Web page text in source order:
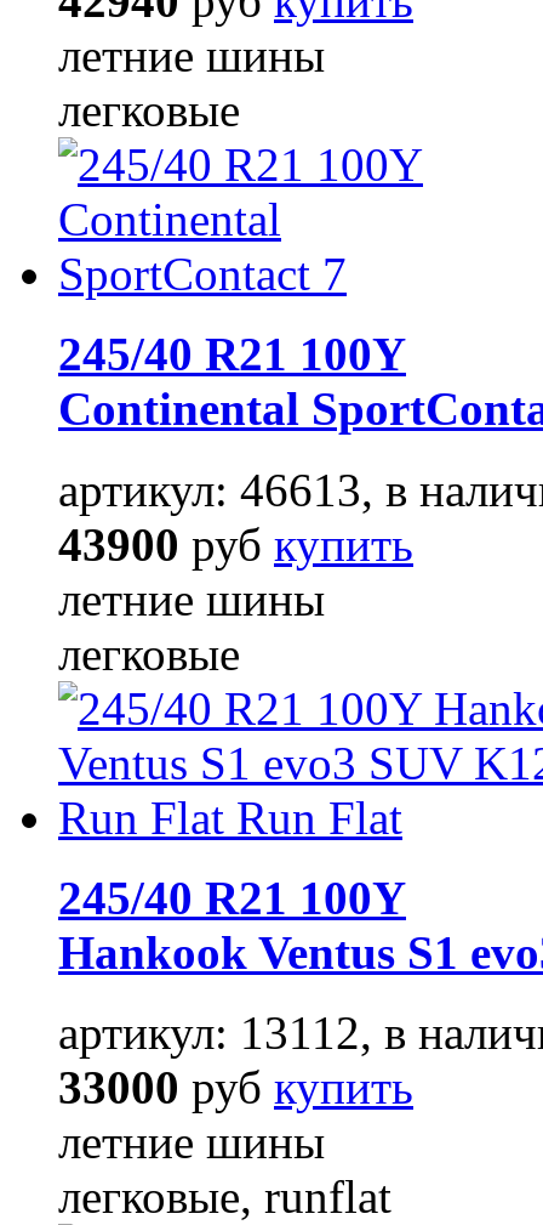
летние шины
легковые
245/40 R21 100Y
Continental
артикул: 46613, в
43900 руб купить
летние шины
легковые
245/40 R21 100Y
Hankook Ventus S1
артикул: 13112, в
33000 руб купить
летние шины
легковые, runflat